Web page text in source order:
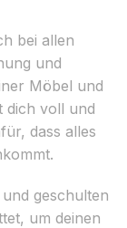
bei allen
und
Möbel und
dich voll und
dass alles
geschulten
um deinen